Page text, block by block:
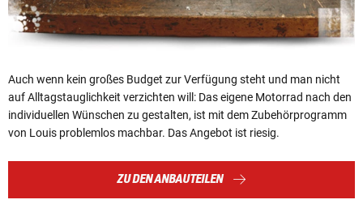
Auch wenn kein großes Budget zur Verfügung steht und man nicht
auf Alltagstauglichkeit verzichten will: Das eigene Motorrad nach den
individuellen Wünschen zu gestalten, ist mit dem Zubehörprogramm
von Louis problemlos machbar. Das Angebot ist riesig.
ZU DEN ANBAUTEILEN